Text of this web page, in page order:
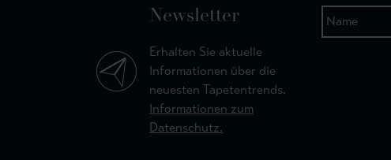
Newsletter
Erhalten Sie aktuelle
Informationen über die
neuesten Tapetentrends.
Informationen zum
Datenschutz.